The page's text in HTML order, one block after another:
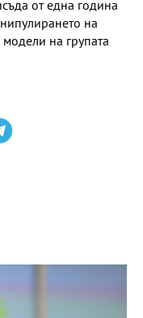
от една година
на
на групата